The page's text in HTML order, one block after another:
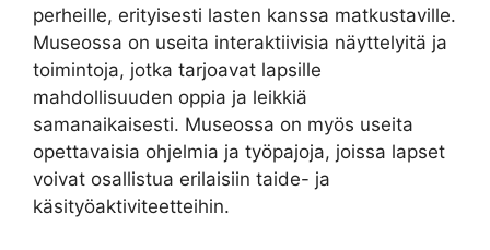
perheille, erityisesti lasten kanssa matkustaville.
Museossa on useita interaktiivisia näyttelyitä ja
toimintoja, jotka tarjoavat lapsille
mahdollisuuden oppia ja leikkiä
samanaikaisesti. Museossa on myös useita
opettavaisia ohjelmia ja työpajoja, joissa lapset
voivat osallistua erilaisiin taide- ja
käsityöaktiviteetteihin.